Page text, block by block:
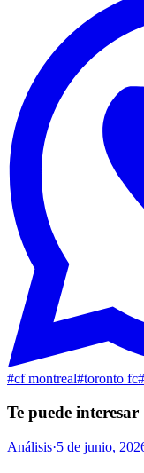
#cf montreal#toronto fc#
Te puede interesar
Análisis·5 de junio,